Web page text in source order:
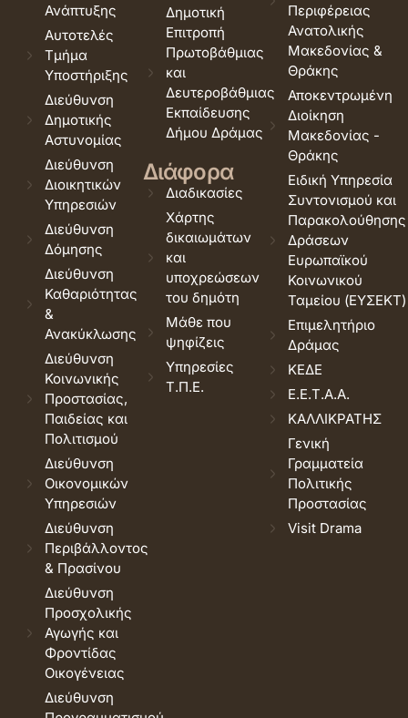
Ανάπτυξης
Αυτοτελές
Τμήμα
Υποστήριξης
Διεύθυνση
Δημοτικής
Αστυνομίας
Διεύθυνση
Διοικητικών
Υπηρεσιών
Διεύθυνση
Δόμησης
Διεύθυνση
Καθαριότητας
&
Ανακύκλωσης
Διεύθυνση
Κοινωνικής
Προστασίας,
Παιδείας και
Πολιτισμού
Διεύθυνση
Οικονομικών
Υπηρεσιών
Διεύθυνση
Περιβάλλοντος
& Πρασίνου
Διεύθυνση
Προσχολικής
Αγωγής και
Φροντίδας
Οικογένειας
Διεύθυνση
Δημοτική
Επιτροπή
Πρωτοβάθμιας
και
Δευτεροβάθμιας
Εκπαίδευσης
Δήμου Δράμας
Διάφορα
Διαδικασίες
Χάρτης
δικαιωμάτων
και
υποχρεώσεων
του δημότη
Μάθε που
ψηφίζεις
Υπηρεσίες
Τ.Π.Ε.
Περιφέρειας
Ανατολικής
Μακεδονίας &
Θράκης
Αποκεντρωμένη
Διοίκηση
Μακεδονίας -
Θράκης
Ειδική Υπηρεσία
Συντονισμού και
Παρακολούθησης
Δράσεων
Ευρωπαϊκού
Κοινωνικού
Ταμείου (ΕΥΣΕΚΤ)
Επιμελητήριο
Δράμας
ΚΕΔΕ
Ε.Ε.Τ.Α.Α.
ΚΑΛΛΙΚΡΑΤΗΣ
Γενική
Γραμματεία
Πολιτικής
Προστασίας
Visit Drama